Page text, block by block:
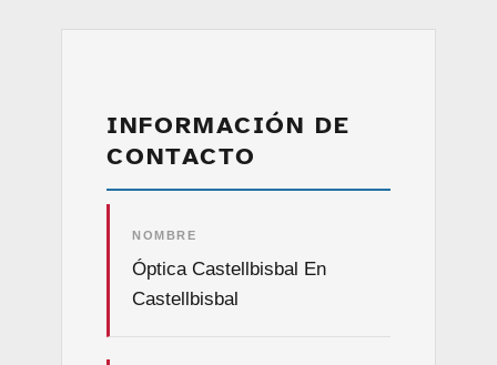
INFORMACIÓN DE
CONTACTO
NOMBRE
Óptica Castellbisbal En
Castellbisbal